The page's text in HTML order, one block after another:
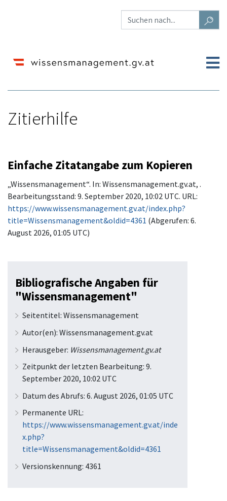
Zitierhilfe
Wechseln zu: Navigation
Einfache Zitatangabe zum Kopieren
„Wissensmanagement“. In: Wissensmanagement.gv.at, .
Bearbeitungsstand: 9. September 2020, 10:02 UTC. URL:
https://www.wissensmanagement.gv.at/index.php?
title=Wissensmanagement&oldid=4361 (Abgerufen: 6.
August 2026, 01:05 UTC)
Bibliografische Angaben für
"Wissensmanagement"
Seitentitel: Wissensmanagement
Autor(en): Wissensmanagement.gv.at
Herausgeber: Wissensmanagement.gv.at
Zeitpunkt der letzten Bearbeitung: 9.
September 2020, 10:02 UTC
Datum des Abrufs: 6. August 2026, 01:05 UTC
Permanente URL:
https://www.wissensmanagement.gv.at/inde
x.php?
title=Wissensmanagement&oldid=4361
Versionskennung: 4361